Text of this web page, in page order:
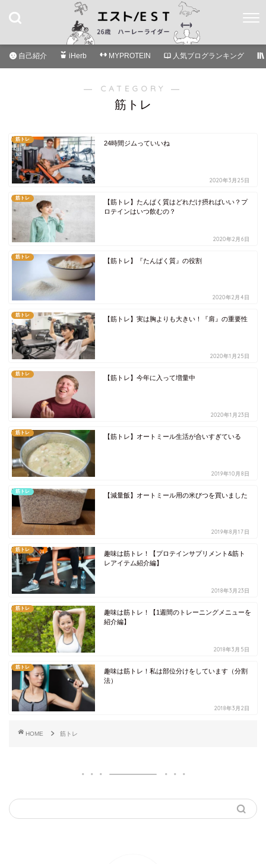
自己紹介 iHerb MYPROTEIN 人気ブログランキング
― CATEGORY ―
筋トレ
筋トレ
24時間ジムっていいね
2020年3月25日
筋トレ
【筋トレ】たんぱく質はどれだけ摂ればいい？プ
ロテインはいつ飲むの？
2020年2月6日
筋トレ
【筋トレ】『たんぱく質』の役割
2020年2月4日
筋トレ
【筋トレ】実は胸よりも大きい！『肩』の重要性
2020年1月25日
筋トレ
【筋トレ】今年に入って増量中
2020年1月23日
筋トレ
【筋トレ】オートミール生活が合いすぎている
2019年10月8日
筋トレ
【減量飯】オートミール用の米びつを買いました
2019年8月17日
筋トレ
趣味は筋トレ！【プロテインサプリメント&筋ト
レアイテム紹介編】
2018年3月23日
筋トレ
趣味は筋トレ！【1週間のトレーニングメニューを
紹介編】
2018年3月5日
筋トレ
趣味は筋トレ！私は部位分けをしています（分割
法）
2018年3月2日
HOME 筋トレ